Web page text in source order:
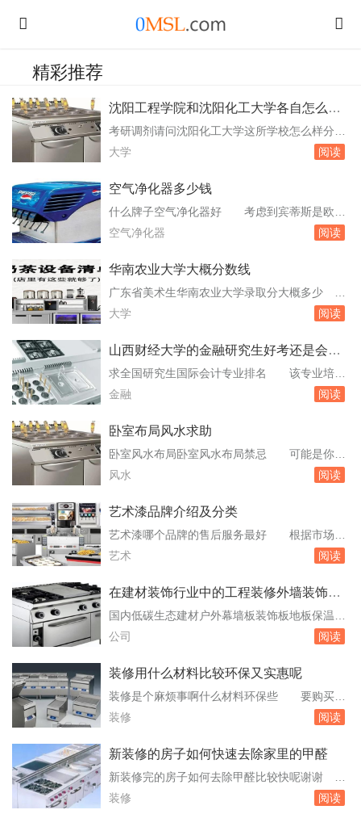
精彩推荐
沈阳工程学院和沈阳化工大学各自怎么样
额我算是工科类的吧
考研调剂请问沈阳化工大学这所学校怎么样分数
高不高 沈阳化工大学是一所具有鲜明办学特
沈阳化工大学考研调剂的相关信息：学校概况：
级重点学科和特色专业，如化学工程与技术、材
料科学与工程等。这些学科的实力较强，科研成
大学 阅读
空气净化器多少钱
什么牌子空气净化器好 考虑到宾蒂斯是欧盟
和北美市场数一数二的空气净化器生产商，这个
尔表现也非常强劲，198%的增长率证明了他们
不错，只是设计单调，价格比较高昂。在低端品
牌遭遇“新国标”严重打击的。空气净化器有哪些
空气净化器 阅读
华南农业大学大概分数线
广东省美术生华南农业大学录取分大概多少
今年的，现在还不知道，参考往年浮动10%上下
一流建设高校、211工程建设高校。学校入选了
建设高校、粤港澳高校联盟、CDIO工程教育联
盟成员。华南农业大学位于广东省广州市。如
大学 阅读
山西财经大学的金融研究生好考还是会计
好考大概分数得多少就业
求全国研究生国际会计专业排名 该专业培养
高质量的会计人才。历届毕业生几乎100%就业
大中型企事业单位、金融机构、国家机关和会计
校会计系始建于1952年。现具有学士、硕士、博
士学位授予权，办学层次齐全。曾率。哪所学
金融 阅读
卧室布局风水求助
卧室风水布局卧室风水布局禁忌 可能是你的
我是风水布局出现了问题。下面介绍15条卧室风
水，可以让空间设计更合理，装修更科学，颜色
境的质量和品味。家居中，卧室布局是重中之
重，下面的这些卧室风水你是否了解呢？本文
风水 阅读
艺术漆品牌介绍及分类
艺术漆哪个品牌的售后服务最好 根据市场上
的评价和反馈，以下是几个在售后服务方面表现
强势品牌，拥有二十多年的经营经验和。种类繁
如设计不合理、进度不透明、施工水平低、过程
无感知、服务缺乏保障等，不断优化服务质。艺
艺术 阅读
在建材装饰行业中的工程装修外墙装饰做
的最好的公司在北京是那个
国内低碳生态建材户外幕墙板装饰板地板保温板
哪个公司在做 园林环艺等内外墙体装饰和户
6商务QQ：346870952易科美德生态建材有限公
生产全程低碳化，产品100%可回收循环利用。
六墙生态无机板从使...
公司 阅读
装修用什么材料比较环保又实惠呢
装修是个麻烦事啊什么材料环保些 要购买环
保材料，在购买时要看合格证上的环保等级标
闻气味，一进店铺就闻到一股剌鼻的味道的话估
会高些的。家里装修用什么材料的好有没有环保
一点的给介绍下 我家装修用的是泉佳美的硅
装修 阅读
新装修的房子如何快速去除家里的甲醛
新装修完的房子如何去除甲醛比较快呢谢谢
这些绿植既可清除甲醛，还可以增加室内美观
装修 阅读